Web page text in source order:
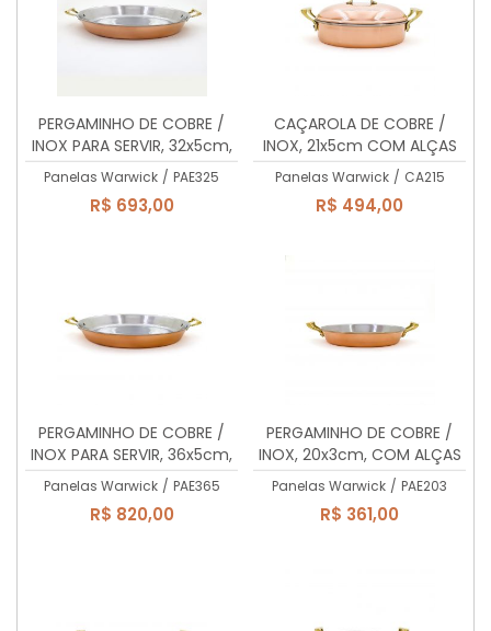
PERGAMINHO DE COBRE /
INOX PARA SERVIR, 32x5cm,
COM ALÇAS, 3,5 Lts
Panelas Warwick / PAE325
R$ 693,00
CAÇAROLA DE COBRE /
INOX, 21x5cm COM ALÇAS
DE LATÃO MACIÇO, 1,73 Lts
Panelas Warwick / CA215
R$ 494,00
PERGAMINHO DE COBRE /
INOX PARA SERVIR, 36x5cm,
COM ALÇAS, 4,5 Lts
Panelas Warwick / PAE365
R$ 820,00
PERGAMINHO DE COBRE /
INOX, 20x3cm, COM ALÇAS
DE LATÃO MACIÇO, 800ml.
Panelas Warwick / PAE203
R$ 361,00